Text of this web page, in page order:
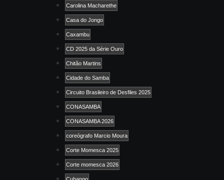
Carolina Macharethe
Casa do Jongo
Caxambu
CD 2025 da Série Ouro
Chitão Martins
Cidade do Samba
Circuito Brasileiro de Desfiles 2025
CONASAMBA
CONASAMBA 2026
coreógrafo Marcio Moura
Corte Momesca 2025
Corte momesca 2026